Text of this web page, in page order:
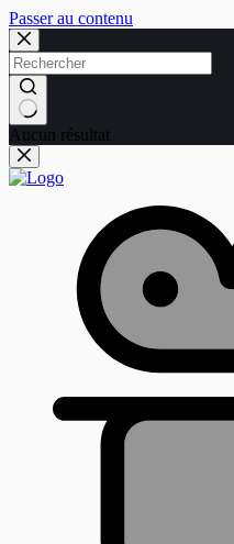
Passer au contenu
Aucun résultat